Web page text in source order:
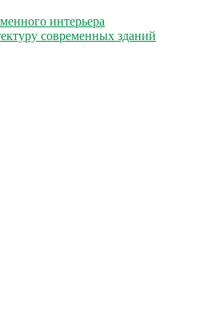
интерьера
современных зданий